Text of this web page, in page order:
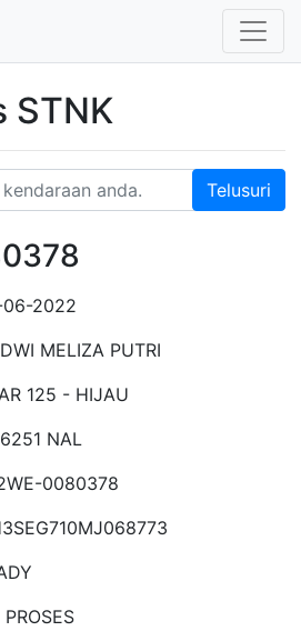
STNK
2022
MELIZA PUTRI
125 - HIJAU
NAL
0080378
PROSES